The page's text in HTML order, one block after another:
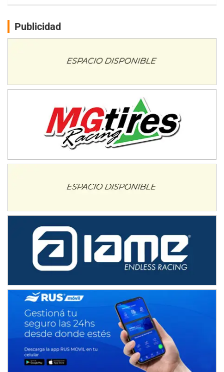
Humboldt (Santa Fe)
NORESTE SANTAFESINO - F6
Ciudad de Avellaneda (Asfalto)
Avellaneda (Santa Fe)
SUR SANTAFESINO - F4
Juan Navarro (Asfalto)
El Timbó (Tucumán)
COBERTURA ESPECIAL DE E-KART.COM.AR
IAME SERIES ARGENTINA 6
Ciudad de Trenque Lauquen (Asfalto)
ENTRERRIANO - F6 (POSTERGADA)
Parque de la Velocidad (Asfalto)
Villaguay (Entre Ríos)
El Cerro (Tierra)
Victoria (Entre Ríos)
PATAGONICO - F6
Moto Club Reginense (Tierra)
Gral. E. Godoy (Río Negro)
CSK - F7
Juventud Unida (Tierra)
Publicidad